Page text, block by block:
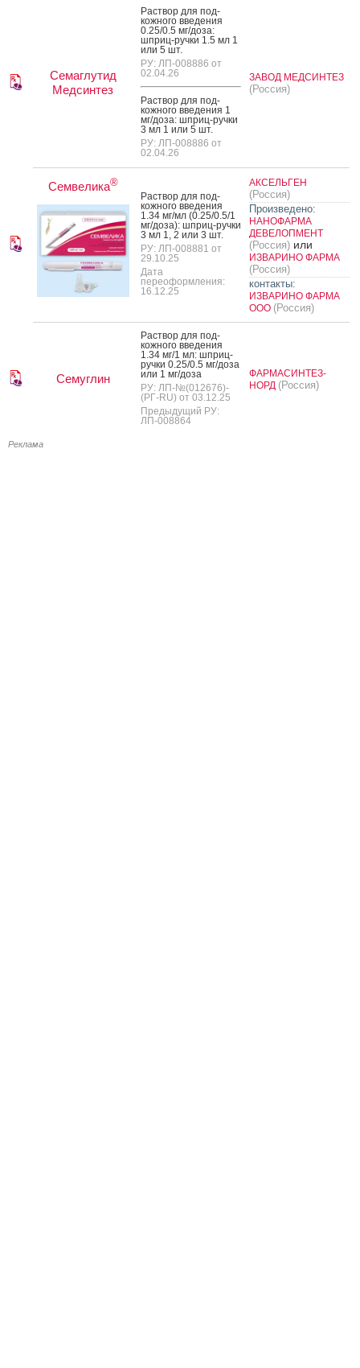
Семаглутид
Медсинтез
Рас­твор для под­
кожно­го вве­дения
0.25/0.5 мг/до­за:
шприц-руч­ки 1.5 мл 1
или 5 шт.
РУ: ЛП-008886 от
02.04.26
Рас­твор для под­
кожно­го вве­дения 1
мг/до­за: шприц-руч­ки
3 мл 1 или 5 шт.
РУ: ЛП-008886 от
02.04.26
ЗАВОД МЕДСИНТЕЗ
(Россия)
Семвелика®
Рас­твор для под­
кожно­го вве­дения
1.34 мг/мл (0.25/0.5/1
мг/до­за): шприц-руч­ки
3 мл 1, 2 или 3 шт.
РУ: ЛП-008881 от
29.10.25
Дата
переоформления:
16.12.25
АКСЕЛЬГЕН
(Россия)
Произведено:
НАНОФАРМА
ДЕВЕЛОПМЕНТ
(Россия) или
ИЗВАРИНО ФАРМА
(Россия)
контакты:
ИЗВАРИНО ФАРМА
ООО (Россия)
Семуглин
Рас­твор для под­
кожно­го вве­дения
1.34 мг/1 мл: шприц-
руч­ки 0.25/0.5 мг/до­за
или 1 мг/до­за
РУ: ЛП-№(012676)-
(РГ-RU) от 03.12.25
Предыдущий РУ:
ЛП-008864
ФАРМАСИНТЕЗ-
НОРД (Россия)
Реклама